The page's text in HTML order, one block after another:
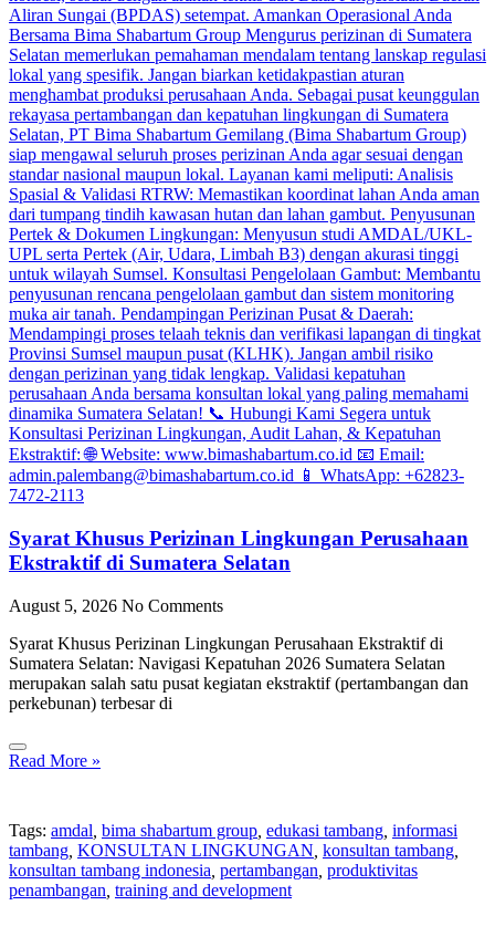
Syarat Khusus Perizinan Lingkungan Perusahaan
Ekstraktif di Sumatera Selatan
August 5, 2026 No Comments
Syarat Khusus Perizinan Lingkungan Perusahaan Ekstraktif di
Sumatera Selatan: Navigasi Kepatuhan 2026 Sumatera Selatan
merupakan salah satu pusat kegiatan ekstraktif (pertambangan dan
perkebunan) terbesar di
Read More »
Tags: amdal bima shabartum group edukasi tambang informasi
tambang KONSULTAN LINGKUNGAN konsultan tambang
konsultan tambang indonesia pertambangan produktivitas
penambangan training and development